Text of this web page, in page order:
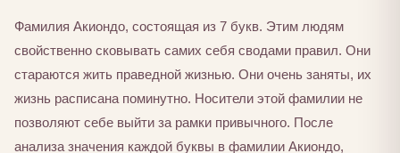
Фамилия Акиондо, состоящая из 7 букв. Этим людям
свойственно сковывать самих себя сводами правил. Они
стараются жить праведной жизнью. Они очень заняты, их
жизнь расписана поминутно. Носители этой фамилии не
позволяют себе выйти за рамки привычного. После
анализа значения каждой буквы в фамилии Акиондо,